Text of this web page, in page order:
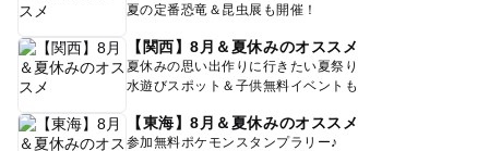
夏の定番恐竜＆昆虫展も開催！
【関西】8月＆夏休みのオススメ
夏休みの思い出作りに行きたい夏祭り
水遊びスポット＆子供無料イベントも
【東海】8月＆夏休みのオススメ
参加無料ポケモンスタンプラリー♪